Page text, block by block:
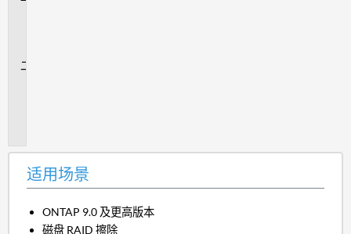
适用场景
ONTAP 9.0 及更高版本
磁盘 RAID 擦除